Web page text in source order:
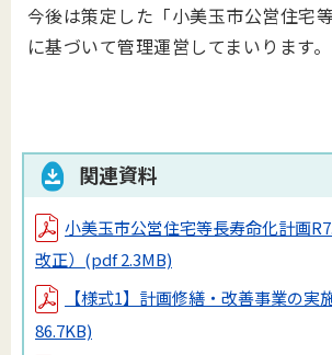
今後は策定した「小美玉市公営住宅
に基づいて管理運営してまいります。
関連資料
小美玉市公営住宅等長寿命化計画
改正） (pdf 2.3MB)
【様式1】計画修繕・改善事業の実
86.7KB)